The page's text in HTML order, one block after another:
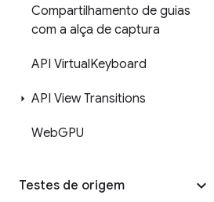
Compartilhamento de guias
com a alça de captura
API VirtualKeyboard
API View Transitions
WebGPU
Testes de origem